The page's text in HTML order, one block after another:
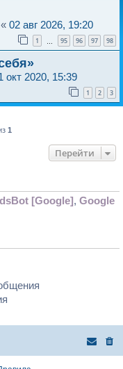
« 02 авг 2026, 19:20
1 95 96 97 98
окт 2020, 15:39
1 2 3
1
Перейти
[Google], Google